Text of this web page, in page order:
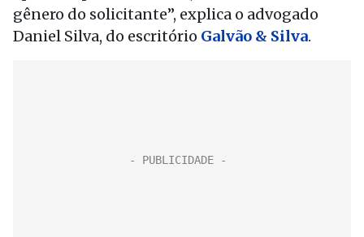
gênero do solicitante”, explica o advogado
Daniel Silva, do escritório Galvão & Silva.